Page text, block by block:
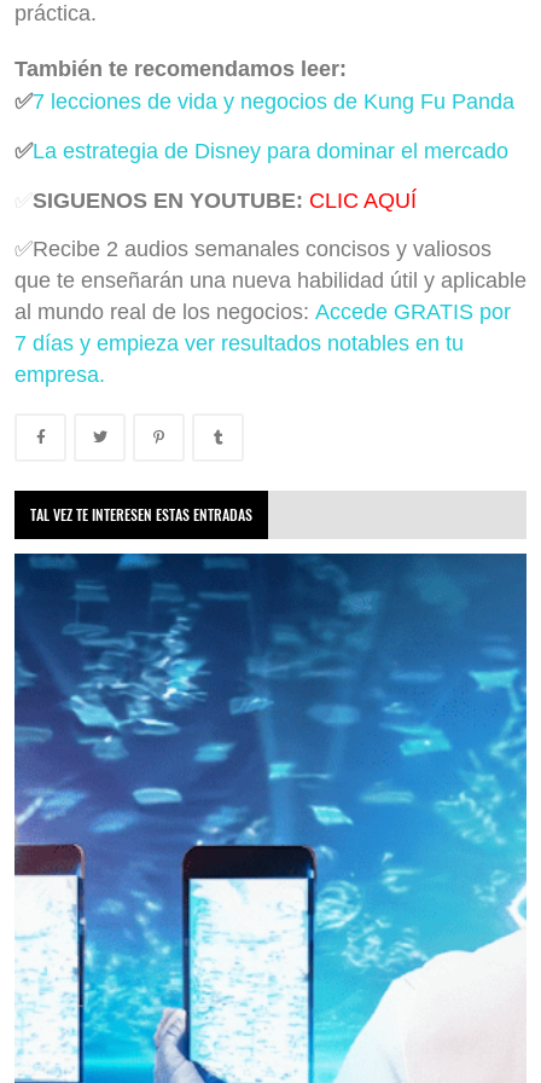
práctica.
También te recomendamos leer:
✅7 lecciones de vida y negocios de Kung Fu Panda
✅La estrategia de Disney para dominar el mercado
✅ SIGUENOS EN YOUTUBE: CLIC AQUÍ
✅Recibe 2 audios semanales concisos y valiosos
que te enseñarán una nueva habilidad útil y aplicable
al mundo real de los negocios: Accede GRATIS por
7 días y empieza ver resultados notables en tu
empresa.
TAL VEZ TE INTERESEN ESTAS ENTRADAS